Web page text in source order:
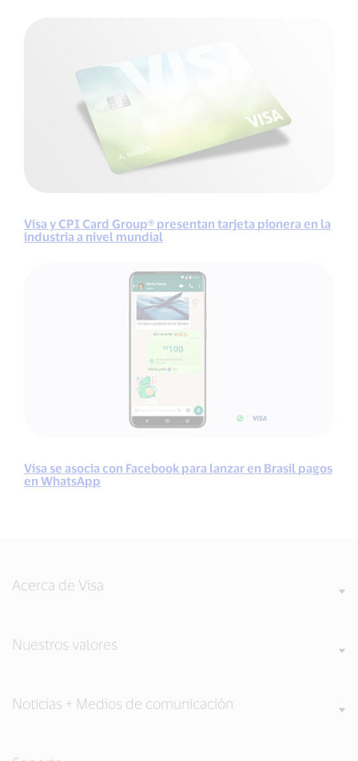
Visa y CPI Card Group® presentan tarjeta pionera en la
industria a nivel mundial
Visa se asocia con Facebook para lanzar en Brasil pagos
en WhatsApp
Acerca de Visa
Nuestros valores
Noticias + Medios de comunicación